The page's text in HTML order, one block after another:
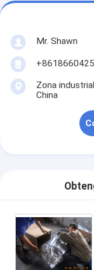
Mr. Shawn
Zona
China